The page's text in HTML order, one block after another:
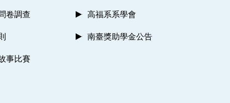
卷調查
高福系系學會
南臺獎助學金公告
事比賽